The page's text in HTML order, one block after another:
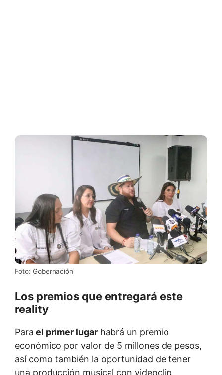
Foto: Gobernación
Los premios que entregará este
reality
Para el primer lugar habrá un premio
económico por valor de 5 millones de pesos,
así como también la oportunidad de tener
una producción musical con videoclip